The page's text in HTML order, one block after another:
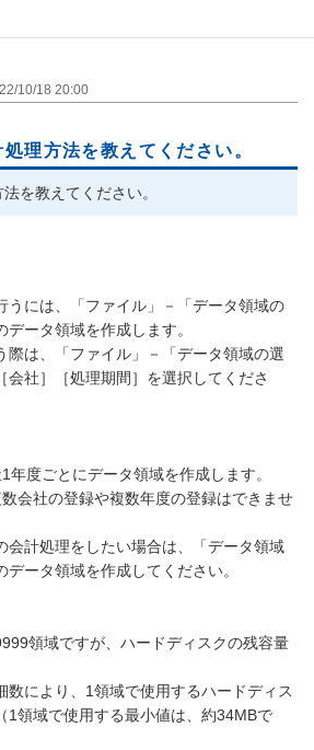
10/18 20:00
理方法を教えてください。
を教えてください。
うには、「ファイル」－「データ領域の
ータ領域を作成します。
際は、「ファイル」－「データ領域の選
会社］［処理期間］を選択してくださ
年度ごとにデータ領域を作成します。
会社の登録や複数年度の登録はできませ
会計処理をしたい場合は、「データ領域
ータ領域を作成してください。
領域ですが、ハードディスクの残容量
数により、1領域で使用するハードディス
1領域で使用する最小値は、約34MBで